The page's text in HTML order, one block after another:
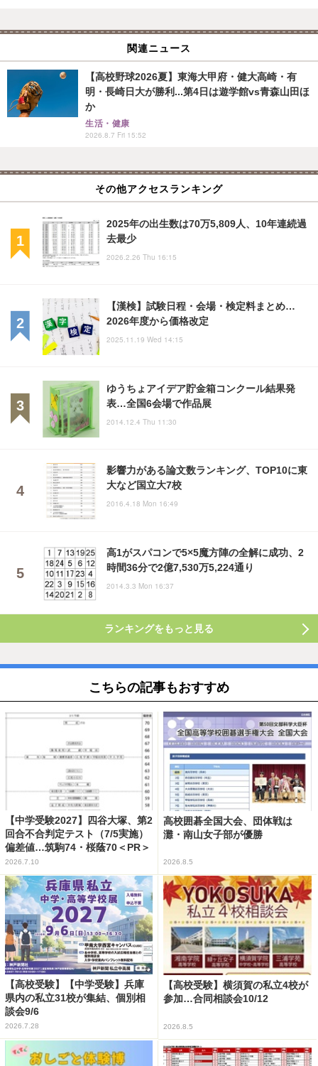
関連ニュース
【高校野球2026夏】東海大甲府・健大高崎・有
明・長崎日大が勝利...第4日は遊学館vs青森山田ほ
か
生活・健康
2026.8.7 Fri 15:52
その他アクセスランキング
2025年の出生数は70万5,809人、10年連続過
去最少
2026.2.26 Thu 16:15
【漢検】試験日程・会場・検定料まとめ…
2026年度から価格改定
2025.11.19 Wed 14:15
ゆうちょアイデア貯金箱コンクール結果発
表…全国6会場で作品展
2014.12.4 Thu 11:30
影響力がある論文数ランキング、TOP10に東
大など国立大7校
2016.4.18 Mon 16:49
高1がスパコンで5×5魔方陣の全解に成功、2
時間36分で2億7,530万5,224通り
2014.3.3 Mon 16:37
ランキングをもっと見る
こちらの記事もおすすめ
【中学受験2027】四谷大塚、第2
回合不合判定テスト（7/5実施）
偏差値…筑駒74・桜蔭70＜PR＞
2026.7.10
高校囲碁全国大会、団体戦は
灘・南山女子部が優勝
2026.8.5
【高校受験】【中学受験】兵庫
県内の私立31校が集結、個別相
談会9/6
2026.7.28
【高校受験】横須賀の私立4校が
参加…合同相談会10/12
2026.8.5